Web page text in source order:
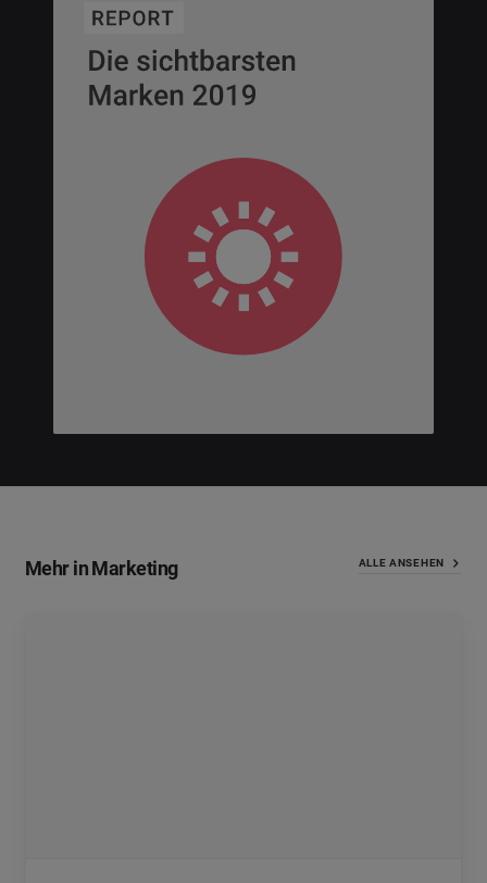
Mehr in Marketing ALLE ANSEHEN